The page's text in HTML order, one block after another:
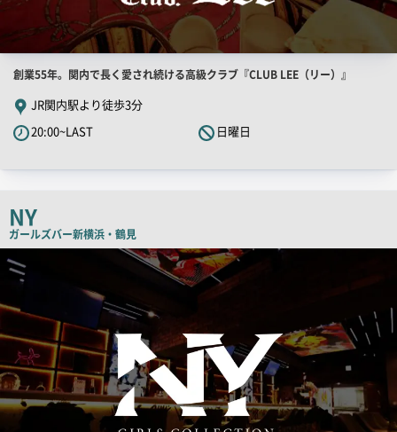
店
舗
PR
キ
コ
ピ
ー
創業55年。関内で長く愛され続ける高級クラブ『CLUB LEE（リー）』
JR関内駅より徒歩3分
20:00~LAST
日曜日
NY
ガールズバー新横浜・鶴見
検
索
一
覧
画